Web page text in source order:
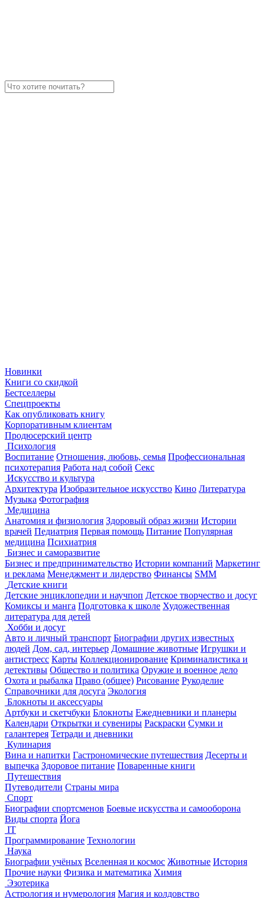
Новинки
Книги со скидкой
Бестселлеры
Спецпроекты
Как опубликовать книгу
Корпоративным клиентам
Продюсерский центр
Психология
Воспитание Отношения, любовь, семья Профессиональная
психотерапия Работа над собой Секс
Искусство и культура
Архитектура Изобразительное искусство Кино Литература
Музыка Фотография
Медицина
Анатомия и физиология Здоровый образ жизни Истории
врачей Педиатрия Первая помощь Питание Популярная
медицина Психиатрия
Бизнес и саморазвитие
Бизнес и предпринимательство Истории компаний Маркетинг
и реклама Менеджмент и лидерство Финансы SMM
Детские книги
Детские энциклопедии и научпоп Детское творчество и досуг
Комиксы и манга Подготовка к школе Художественная
литература для детей
Хобби и досуг
Авто и личный транспорт Биографии других известных
людей Дом, сад, интерьер Домашние животные Игрушки и
антистресс Карты Коллекционирование Криминалистика и
детективы Общество и политика Оружие и военное дело
Охота и рыбалка Право (общее) Рисование Рукоделие
Справочники для досуга Экология
Блокноты и аксессуары
Артбуки и скетчбуки Блокноты Ежедневники и планеры
Календари Открытки и сувениры Раскраски Сумки и
галантерея Тетради и дневники
Кулинария
Вина и напитки Гастрономические путешествия Десерты и
выпечка Здоровое питание Поваренные книги
Путешествия
Путеводители Страны мира
Спорт
Биографии спортсменов Боевые искусства и самооборона
Виды спорта Йога
IT
Программирование Технологии
Наука
Биографии учёных Вселенная и космос Животные История
Прочие науки Физика и математика Химия
Эзотерика
Астрология и нумерология Магия и колдовство